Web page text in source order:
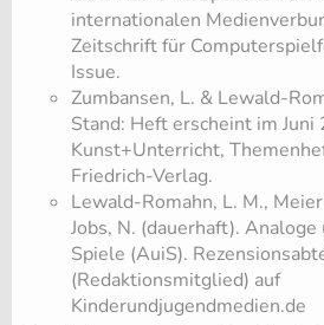
internationalen
Zeitschrift für
Issue.
Zumbansen, L. & Lewald-
Stand: Heft erscheint im Juni
Kunst+Unterricht,
Friedrich-Verlag.
Lewald-Romahn, L. M.,
Jobs, N. (dauerhaft).
Spiele (AuiS).
(Redaktionsmitglied) auf
Kinderundjugendmedien.de